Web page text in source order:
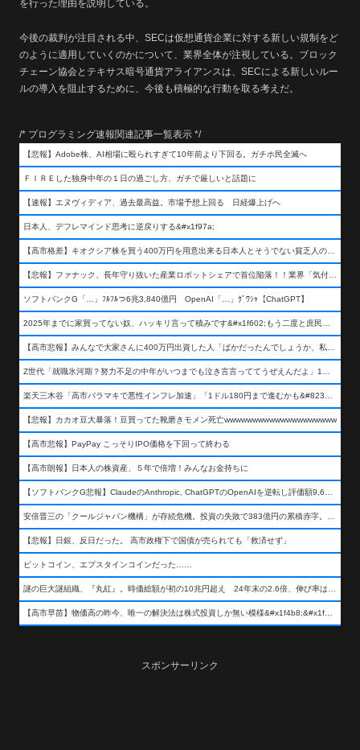
を行った理由を説明している。
今後の裁判が注目される中、SECは仮想通貨企業に対する新しい規制をど
のように適用していくのかについて、業界全体が注視している。ブロック
チェーン協会とテキサス暗号通貨アライアンスは、SECによる新しいルー
ルの導入を阻止するために、今後も積極的な行動を取る考えだ。
/* プログラミング速報関連記事一覧表示 */
【悲報】Adobe株、AI相場に殴られすぎて10年前より下回る。ガチホ民全滅へ
ＦＩＲＥした独身中年の１日の過ごし方、ガチで厳しいと話題に
【速報】エヌヴィディア、過去最高益。市場予想上回る 日経爆上げへ
日本人、デフレマインド思考に逆戻りする&#x1f97a;
ソフトバンクG「…」ﾌﾙﾌﾙつ6兆3,840億円 OpenAI「…」ｸﾞﾜｼｬ【ChatGPT】
【悲報】カカオ豆大暴落！豆買ってた靴磨きモメン死亡wwwwwwwwwwwwwwwwwwww
【高市悲報】PayPay こっそりIPO価格を下回って終わる
【高市朗報】日本人の株資産、５年で倍増！みんなお金持ちに
【悲報】日銀、反日だった。 高市政権下で国債が売られても「救済せず」
ビットコイン、エプスタインコインだった……
スポンサーリンク